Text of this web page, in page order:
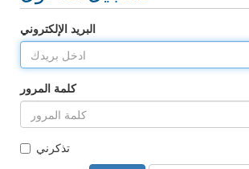
البريد الإلكتروني
كلمة المرور
تذكرني